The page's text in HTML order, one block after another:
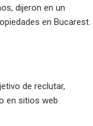
dijeron en un
en Bucarest.
de reclutar,
en sitios web